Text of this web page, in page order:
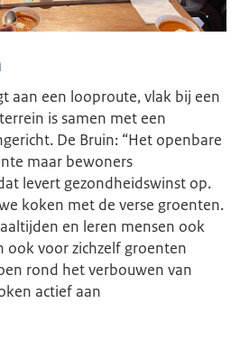
aan een looproute, vlak bij een
is samen met een
De Bruin: “Het openbare
maar bewoners
levert gezondheidswinst op.
koken met de verse groenten.
en leren mensen ook
ook voor zichzelf groenten
rond het verbouwen van
actief aan